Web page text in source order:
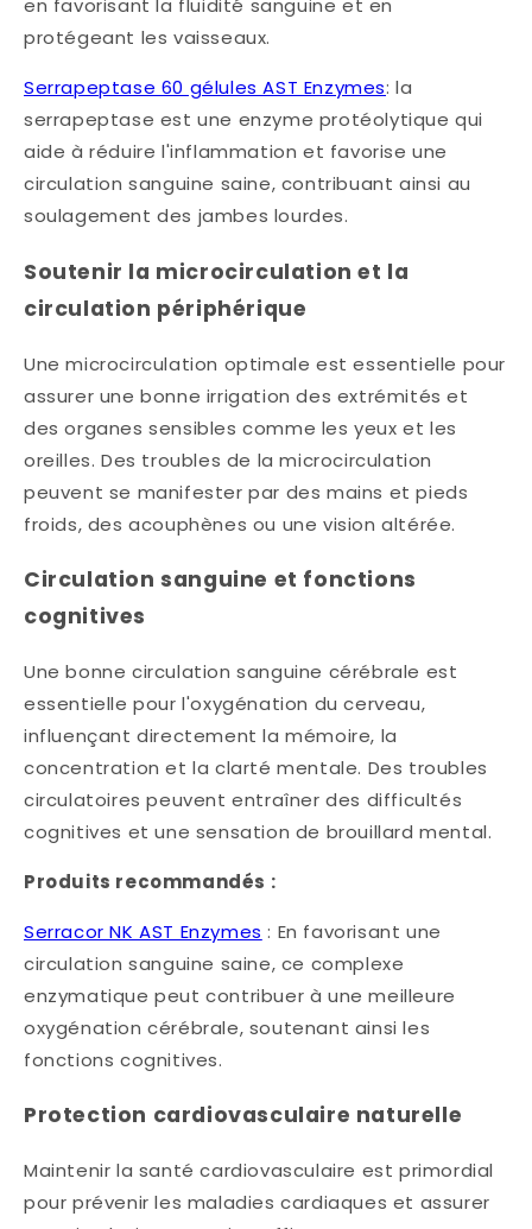
en favorisant la fluidité sanguine et en
protégeant les vaisseaux. ​
Serrapeptase 60 gélules AST Enzymes: la
serrapeptase est une enzyme protéolytique qui
aide à réduire l'inflammation et favorise une
circulation sanguine saine, contribuant ainsi au
soulagement des jambes lourdes. ​
Soutenir la microcirculation et la
circulation périphérique
Une microcirculation optimale est essentielle pour
assurer une bonne irrigation des extrémités et
des organes sensibles comme les yeux et les
oreilles. Des troubles de la microcirculation
peuvent se manifester par des mains et pieds
froids, des acouphènes ou une vision altérée.​
Circulation sanguine et fonctions
cognitives
Une bonne circulation sanguine cérébrale est
essentielle pour l'oxygénation du cerveau,
influençant directement la mémoire, la
concentration et la clarté mentale. Des troubles
circulatoires peuvent entraîner des difficultés
cognitives et une sensation de brouillard mental.​
Produits recommandés :
Serracor NK AST Enzymes : En favorisant une
circulation sanguine saine, ce complexe
enzymatique peut contribuer à une meilleure
oxygénation cérébrale, soutenant ainsi les
fonctions cognitives.
Protection cardiovasculaire naturelle
Maintenir la santé cardiovasculaire est primordial
pour prévenir les maladies cardiaques et assurer